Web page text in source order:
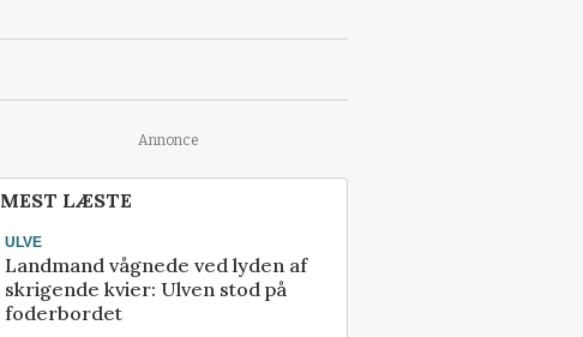
Annonce
MEST LÆSTE
ULVE
Landmand vågnede ved lyden af
skrigende kvier: Ulven stod på
foderbordet